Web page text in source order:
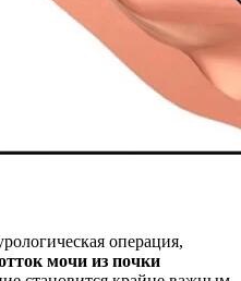
операция,
мочи из почки